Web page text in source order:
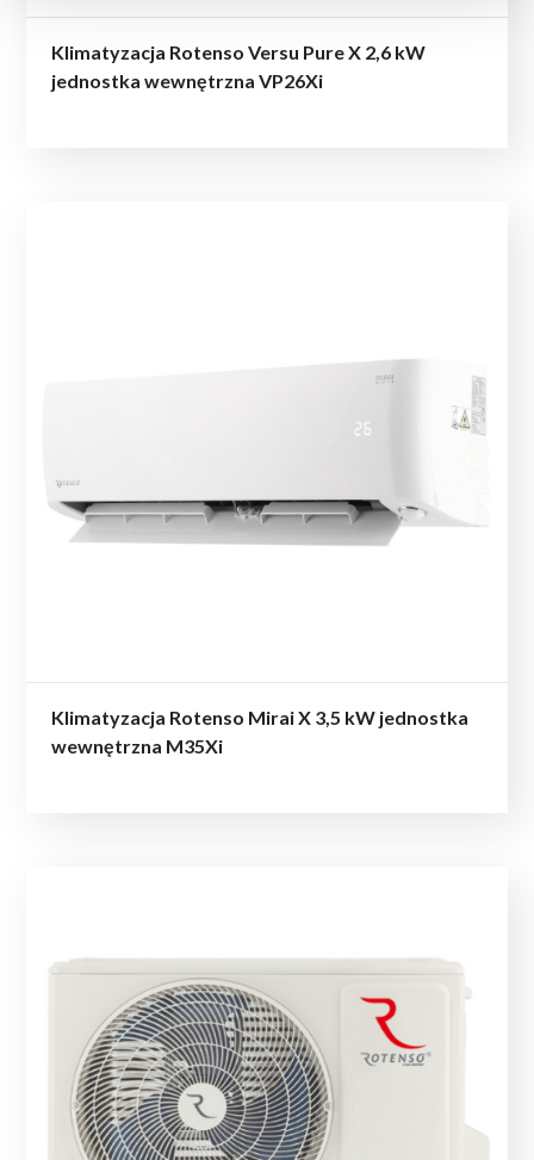
Klimatyzacja Rotenso Versu Pure X 2,6 kW
jednostka wewnętrzna VP26Xi
Klimatyzacja Rotenso Mirai X 3,5 kW jednostka
wewnętrzna M35Xi